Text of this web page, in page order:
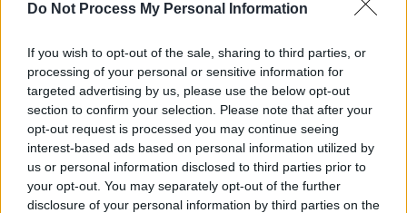
Do Not Process My Personal Information
If you wish to opt-out of the sale, sharing to third parties, or
processing of your personal or sensitive information for
targeted advertising by us, please use the below opt-out
section to confirm your selection. Please note that after your
opt-out request is processed you may continue seeing
interest-based ads based on personal information utilized by
us or personal information disclosed to third parties prior to
your opt-out. You may separately opt-out of the further
disclosure of your personal information by third parties on the
ζημιές έγιναν σε φυστικιές και
άλλα δέντρα, με τον καρπό τους να
βρίσκεται στο έδαφοςεξαιτίας των
ισχυρότατων ανέμων.